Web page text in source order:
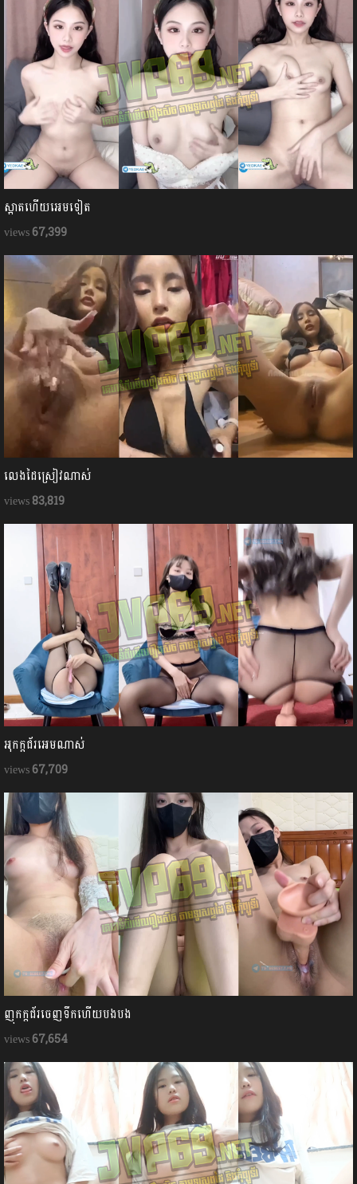
ស្អាតហើយអេមទៀត
67,399
លេងដៃស្រៀវណាស់
83,819
អុកក្ដជ័រអេមណាស់
67,709
ញុកក្ដជ័រចេញទឹកហើយបងបង
67,654